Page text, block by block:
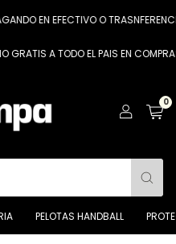
EFECTIVO O TRASNFERENCIA
A TODO EL PAIS EN COMPRAS
0
PELOTAS HANDBALL